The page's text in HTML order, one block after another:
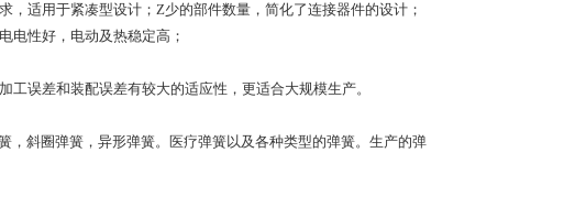
适用于紧凑型设计；Z少的部件数量，简化了连接器件的设计；
性好，电动及热稳定高；
误差和装配误差有较大的适应性，更适合大规模生产。
斜圈弹簧，异形弹簧。医疗弹簧以及各种类型的弹簧。生产的弹